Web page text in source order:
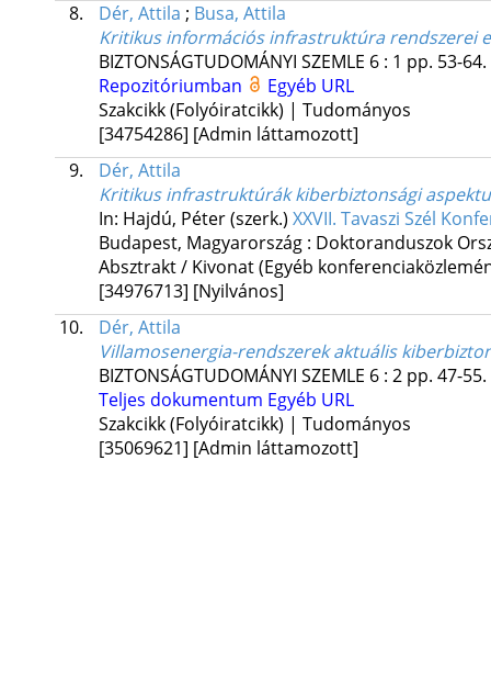
8.
Dér, Attila ; Busa, Attila
Kritikus információs infrastruktúra rendszerei
BIZTONSÁGTUDOMÁNYI SZEMLE 6: 1 pp. 53-
Repozitóriumban
Egyéb URL
Szakcikk (Folyóiratcikk) | Tudományos
[34754286] [Admin láttamozott]
9.
Dér, Attila
Kritikus infrastruktúrák kiberbiztonsági
In: Hajdú, Péter (szerk.) XXVII. Tavaszi Szél
Budapest, Magyarország : Doktoranduszok
Absztrakt / Kivonat (Egyéb
[34976713] [Nyilvános]
10.
Dér, Attila
Villamosenergia-rendszerek aktuális
BIZTONSÁGTUDOMÁNYI SZEMLE 6: 2 pp. 47-
Teljes dokumentum Egyéb URL
Szakcikk (Folyóiratcikk) | Tudományos
[35069621] [Admin láttamozott]